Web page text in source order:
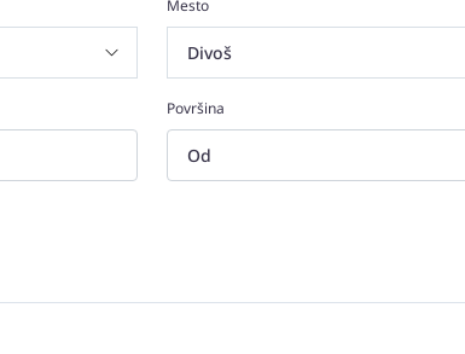
Mesto
Površina